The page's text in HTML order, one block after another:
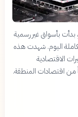
بدأت بأسواق غير رسمية
اليوم. شهدت هذه
الاقتصادية
من اقتصادات المنطقة.